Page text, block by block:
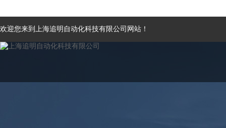
欢迎您来到上海追明自动化科技有限公司网站！